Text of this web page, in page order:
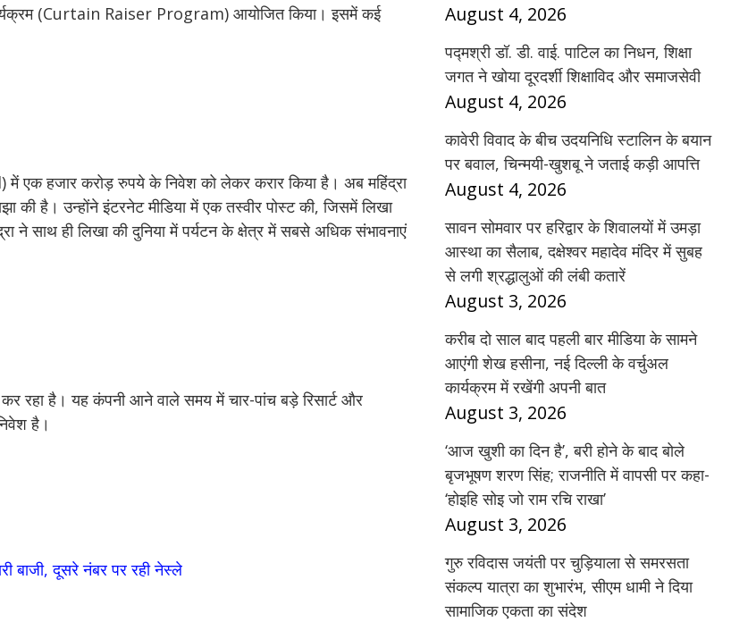
(Curtain Raiser Program) आयोजित किया। इसमें कई
हजार करोड़ रुपये के निवेश को लेकर करार किया है। अब महिंद्रा
है। उन्होंने इंटरनेट मीडिया में एक तस्वीर पोस्ट की, जिसमें लिखा
ने साथ ही लिखा की दुनिया में पर्यटन के क्षेत्र में सबसे अधिक संभावनाएं
रहा है। यह कंपनी आने वाले समय में चार-पांच बड़े रिसार्ट और
है।
बाजी, दूसरे नंबर पर रही नेस्ले
August 4, 2026
पद्मश्री डॉ. डी. वाई. पाटिल का निधन, शिक्षा
जगत ने खोया दूरदर्शी शिक्षाविद और समाजसेवी
August 4, 2026
कावेरी विवाद के बीच उदयनिधि स्टालिन के बयान
पर बवाल, चिन्मयी-खुशबू ने जताई कड़ी आपत्ति
August 4, 2026
सावन सोमवार पर हरिद्वार के शिवालयों में उमड़ा
आस्था का सैलाब, दक्षेश्वर महादेव मंदिर में सुबह
से लगी श्रद्धालुओं की लंबी कतारें
August 3, 2026
करीब दो साल बाद पहली बार मीडिया के सामने
आएंगी शेख हसीना, नई दिल्ली के वर्चुअल
कार्यक्रम में रखेंगी अपनी बात
August 3, 2026
‘आज खुशी का दिन है’, बरी होने के बाद बोले
बृजभूषण शरण सिंह; राजनीति में वापसी पर कहा-
‘होइहि सोइ जो राम रचि राखा’
August 3, 2026
गुरु रविदास जयंती पर चुड़ियाला से समरसता
संकल्प यात्रा का शुभारंभ, सीएम धामी ने दिया
सामाजिक एकता का संदेश